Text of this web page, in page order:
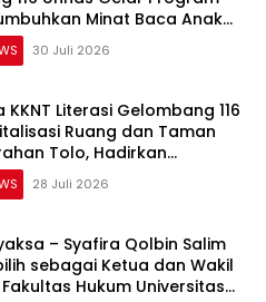
Minat Baca Anak
Nyaring
30 Juli 2026
KKNT Literasi Gelombang 116
Ruang dan Taman
Tolo, Hadirkan
sebagai Pusat Literasi
28 Juli 2026
– Syafira Qolbin Salim
sebagai Ketua dan Wakil
Fakultas Hukum Universitas